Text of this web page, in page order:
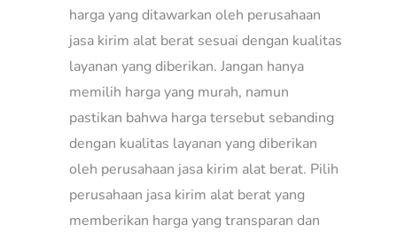
harga yang ditawarkan oleh perusahaan
jasa kirim alat berat sesuai dengan kualitas
layanan yang diberikan. Jangan hanya
memilih harga yang murah, namun
pastikan bahwa harga tersebut sebanding
dengan kualitas layanan yang diberikan
oleh perusahaan jasa kirim alat berat. Pilih
perusahaan jasa kirim alat berat yang
memberikan harga yang transparan dan